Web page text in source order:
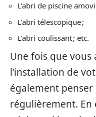
L’abri de piscine
L’abri télescopique ;
L’abri coulissant ; etc.
Une fois que vous
l’installation de
également
régulièrement. En